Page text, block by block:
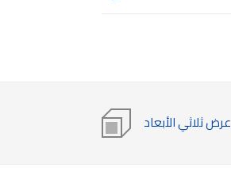
عرض ثلاثي الأبعاد